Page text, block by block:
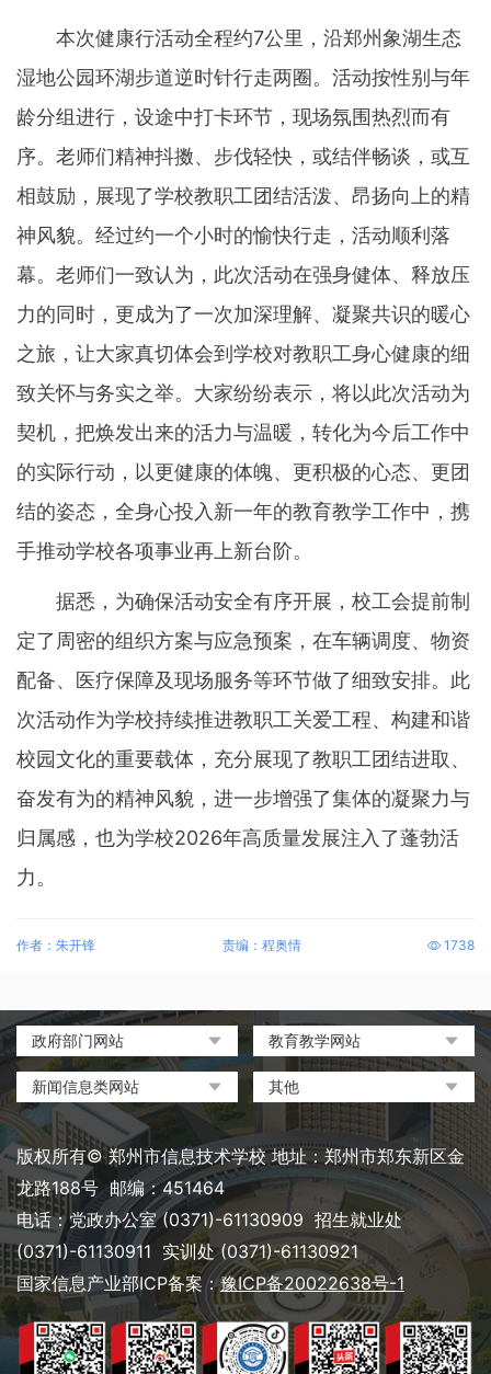
本次健康行活动全程约7公里，沿郑州象湖生态
湿地公园环湖步道逆时针行走两圈。活动按性别与年
龄分组进行，设途中打卡环节，现场氛围热烈而有
序。老师们精神抖擞、步伐轻快，或结伴畅谈，或互
相鼓励，展现了学校教职工团结活泼、昂扬向上的精
神风貌。经过约一个小时的愉快行走，活动顺利落
幕。老师们一致认为，此次活动在强身健体、释放压
力的同时，更成为了一次加深理解、凝聚共识的暖心
之旅，让大家真切体会到学校对教职工身心健康的细
致关怀与务实之举。大家纷纷表示，将以此次活动为
契机，把焕发出来的活力与温暖，转化为今后工作中
的实际行动，以更健康的体魄、更积极的心态、更团
结的姿态，全身心投入新一年的教育教学工作中，携
手推动学校各项事业再上新台阶。
据悉，为确保活动安全有序开展，校工会提前制
定了周密的组织方案与应急预案，在车辆调度、物资
配备、医疗保障及现场服务等环节做了细致安排。此
次活动作为学校持续推进教职工关爱工程、构建和谐
校园文化的重要载体，充分展现了教职工团结进取、
奋发有为的精神风貌，进一步增强了集体的凝聚力与
归属感，也为学校2026年高质量发展注入了蓬勃活
力。
作者：朱开锋 责编：程奥情 1738
政府部门网站
中国政府网
河南省人民政府
郑州市人民政府
教育教学网站
教育部政府门户网站
中国职业教育与成人教育网
河南省教育厅
河南省职业教育与成人教育
郑州市教育局政务网
郑州教育信息网
新闻信息类网站
环球网
凤凰网
搜狐
网易
新浪
其他
中央电化教育馆
中国教育和科研计算机网
电脑报
大象网|河南网络广播电视台
版权所有© 郑州市信息技术学校 地址：郑州市郑东新区金
龙路188号 邮编：451464
电话：党政办公室 (0371)-61130909 招生就业处
(0371)-61130911 实训处 (0371)-61130921
国家信息产业部ICP备案：豫ICP备20022638号-1